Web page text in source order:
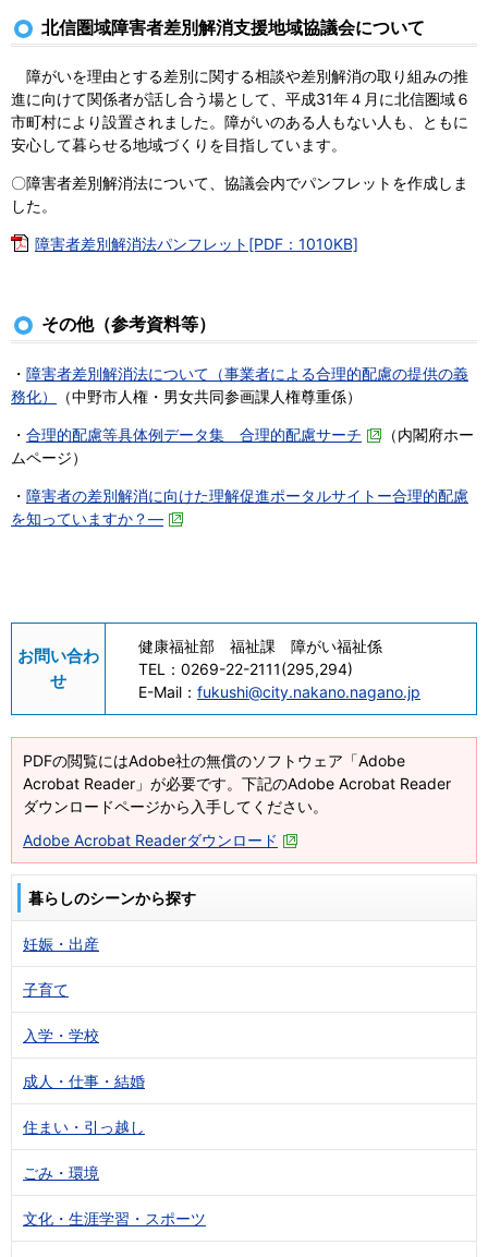
北信圏域障害者差別解消支援地域協議会について
障がいを理由とする差別に関する相談や差別解消の取り組みの推
進に向けて関係者が話し合う場として、平成31年４月に北信圏域６
市町村により設置されました。障がいのある人もない人も、ともに
安心して暮らせる地域づくりを目指しています。
〇障害者差別解消法について、協議会内でパンフレットを作成しま
した。
障害者差別解消法パンフレット[PDF：1010KB]
その他（参考資料等）
・ 障害者差別解消法について（事業者による合理的配慮の提供の義
務化）
（中野市人権・男女共同参画課人権尊重係）
・ 合理的配慮等具体例データ集 合理的配慮サーチ
（内閣府ホー
ムページ）
・ 障害者の差別解消に向けた理解促進ポータルサイトー合理的配慮
を知っていますか？―
お問い合わ
せ
健康福祉部 福祉課 障がい福祉係
TEL： 0269-22-2111(295,294)
E-Mail： fukushi@city.nakano.nagano.jp
PDFの閲覧にはAdobe社の無償のソフトウェア「Adobe
Acrobat Reader」が必要です。下記のAdobe Acrobat Reader
ダウンロードページから入手してください。
Adobe Acrobat Readerダウンロード
暮らしのシーンから探す
妊娠・出産
子育て
入学・学校
成人・仕事・結婚
住まい・引っ越し
ごみ・環境
文化・生涯学習・スポーツ